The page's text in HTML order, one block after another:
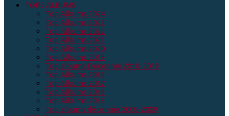
TOPS ALBUMS
Top Albums 2024
Top Albums 2023
Top Albums 2022
Top Albums 2021
Top Albums 2020
Top Albums 2019
Top albums Décennie 2010-2019
Top Albums 2018
Top Albums 2017
Top Albums 2016
Top Albums 2015
Top albums décennie 2000-2009